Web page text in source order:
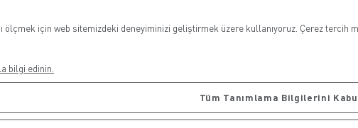
için web sitemizdeki deneyiminizi geliştirmek üzere kullanıyoruz. Çerez
bilgi edinin.
Tüm Tanımlama Bilgilerini